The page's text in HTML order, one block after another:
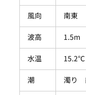
風向 南東
波高 1.5m
水温 15.2℃
潮 濁り